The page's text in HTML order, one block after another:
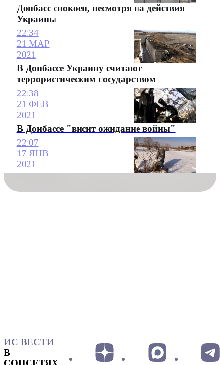
Донбасс спокоен, несмотря на действия
Украины
22:34
21 МАР
2021
В Донбассе Украину считают
террористическим государством
22:38
21 ФЕВ
2021
В Донбассе "висит ожидание войны"
22:07
17 ЯНВ
2021
ИС ВЕСТИ
В
СОЦСЕТЯХ